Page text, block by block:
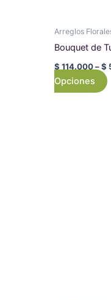
Arreglos
Bouquet de
$ 114.000 – $
Opciones